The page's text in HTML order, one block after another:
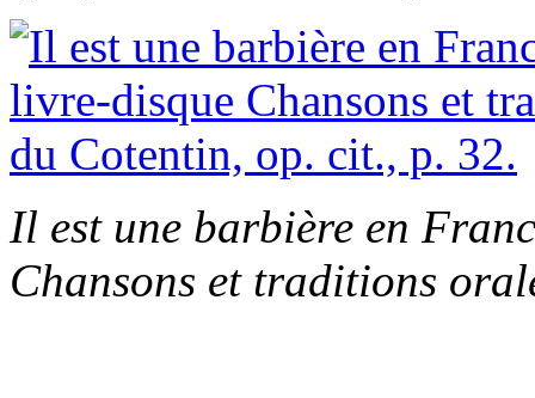
Il est une barbière en
Chansons et traditions